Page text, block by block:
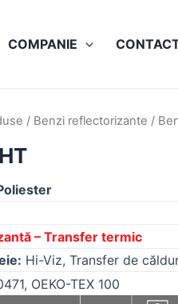
COMPANIE
/ Benzi reflectorizante /
– Transfer termic
Hi-Viz, Transfer de
OEKO-TEX 100